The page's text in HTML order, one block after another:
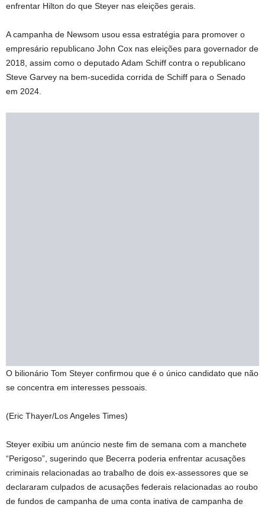
enfrentar Hilton do que Steyer nas eleições gerais.
A campanha de Newsom usou essa estratégia para promover o
empresário republicano John Cox nas eleições para governador de
2018, assim como o deputado Adam Schiff contra o republicano
Steve Garvey na bem-sucedida corrida de Schiff para o Senado
em 2024.
O bilionário Tom Steyer confirmou que é o único candidato que não
se concentra em interesses pessoais.
(Eric Thayer/Los Angeles Times)
Steyer exibiu um anúncio neste fim de semana com a manchete
“Perigoso”, sugerindo que Becerra poderia enfrentar acusações
criminais relacionadas ao trabalho de dois ex-assessores que se
declararam culpados de acusações federais relacionadas ao roubo
de fundos de campanha de uma conta inativa de campanha de